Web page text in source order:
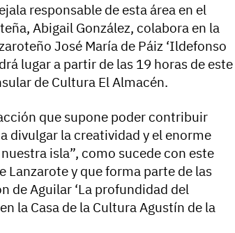
responsable de esta área en el
Abigail González, colabora en la
José María de Páiz ‘Ildefonso
lugar a partir de las 19 horas de este
de Cultura El Almacén.
que supone poder contribuir
divulgar la creatividad y el enorme
isla”, como sucede con este
Lanzarote y que forma parte de las
de Aguilar ‘La profundidad del
la Casa de la Cultura Agustín de la